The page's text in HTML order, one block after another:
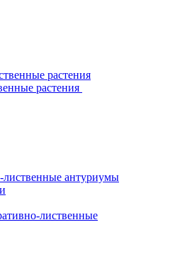
растения
лиственные антуриумы
лиственные